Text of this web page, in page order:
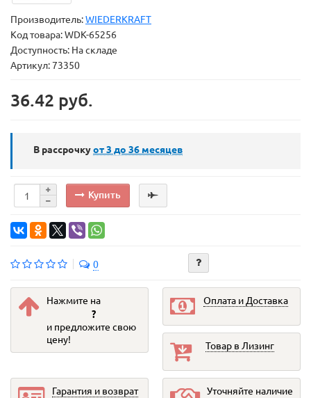
Производитель:WIEDERKRAFT
Код товара:WDK-65256
Доступность: На складе
Артикул: 73350
36.42 руб.
В рассрочкуот 3 до 36 месяцев
Купить
0
Нажмите на
?
и предложите свою
цену!
Оплата и Доставка
Товар в Лизинг
Гарантия и возврат Уточняйте наличие